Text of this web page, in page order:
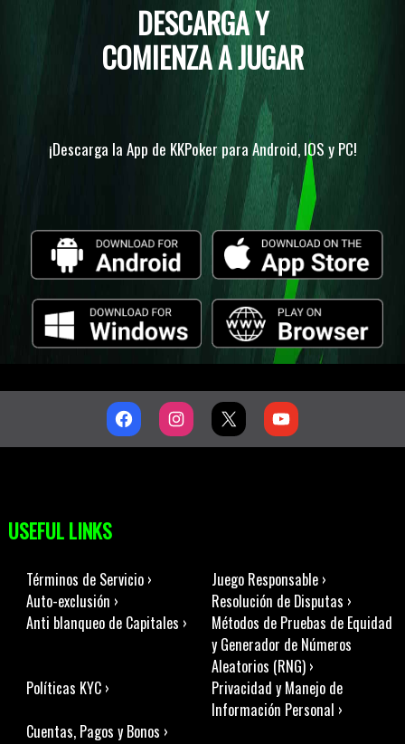
DESCARGA Y
COMIENZA A JUGAR
¡Descarga la App de KKPoker para Android, IOS y PC!
USEFUL LINKS
Términos de Servicio ›
Juego Responsable ›
Auto-exclusión ›
Resolución de Disputas ›
Anti blanqueo de Capitales ›
Métodos de Pruebas de Equidad
y Generador de Números
Aleatorios (RNG) ›
Políticas KYC ›
Privacidad y Manejo de
Información Personal ›
Cuentas, Pagos y Bonos ›